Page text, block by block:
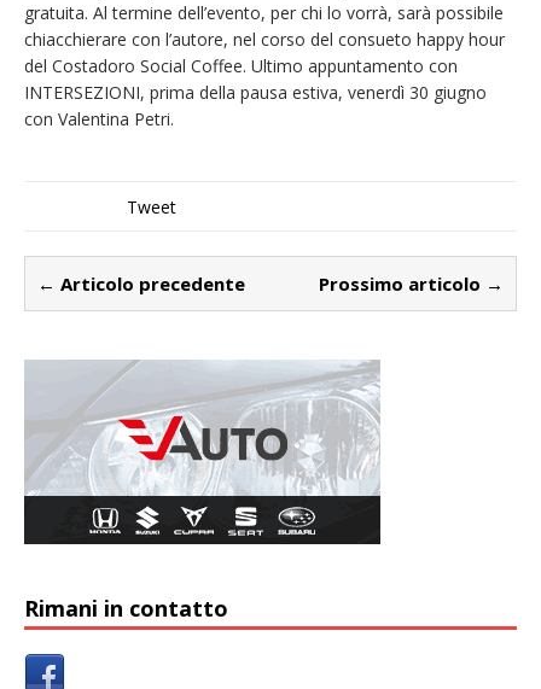
gratuita. Al termine dell’evento, per chi lo vorrà, sarà possibile
chiacchierare con l’autore, nel corso del consueto happy hour
del Costadoro Social Coffee. Ultimo appuntamento con
INTERSEZIONI, prima della pausa estiva, venerdì 30 giugno
con Valentina Petri.
Tweet
← Articolo precedente Prossimo articolo →
Rimani in contatto